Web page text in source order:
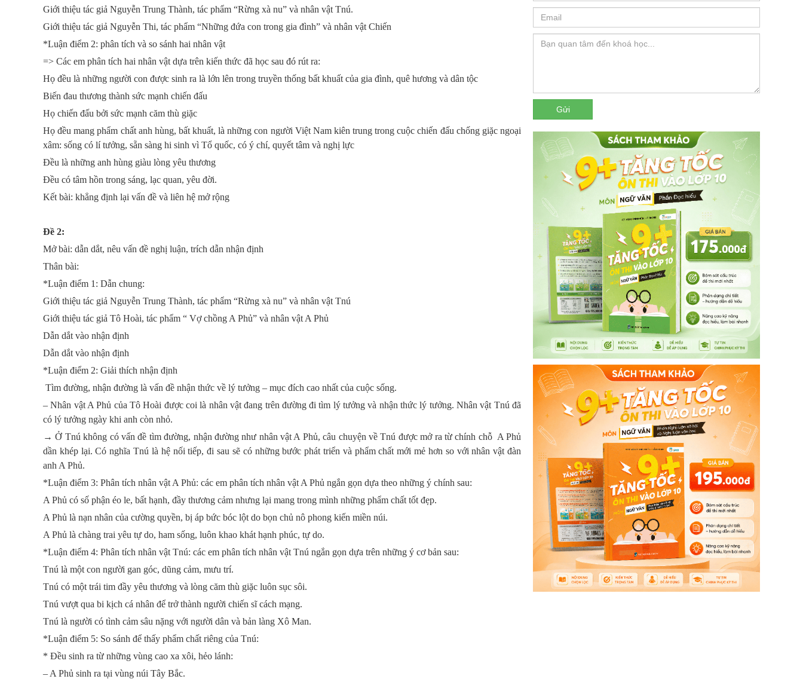
Giới thiệu tác giả Nguyễn Trung Thành, tác phẩm “Rừng xà nu” và nhân vật Tnú.
Giới thiệu tác giả Nguyễn Thi, tác phẩm “Những đứa con trong gia đình” và nhân vật Chiến
*Luận điểm 2: phân tích và so sánh hai nhân vật
=> Các em phân tích hai nhân vật dựa trên kiến thức đã học sau đó rút ra:
Họ đều là những người con được sinh ra là lớn lên trong truyền thống bất khuất của gia đình, quê hương và dân tộc
Biến đau thương thành sức mạnh chiến đấu
Họ chiến đấu bởi sức mạnh căm thù giặc
Họ đều mang phẩm chất anh hùng, bất khuất, là những con người Việt Nam kiên trung trong cuộc chiến đấu chống giặc ngoại
xâm: sống có lí tưởng, sẵn sàng hi sinh vì Tổ quốc, có ý chí, quyết tâm và nghị lực
Đều là những anh hùng giàu lòng yêu thương
Đều có tâm hồn trong sáng, lạc quan, yêu đời.
Kết bài: khẳng định lại vấn đề và liên hệ mở rộng
Đề 2:
Mở bài: dẫn dắt, nêu vấn đề nghị luận, trích dẫn nhận định
Thân bài:
*Luận điểm 1: Dẫn chung:
Giới thiệu tác giả Nguyễn Trung Thành, tác phẩm “Rừng xà nu” và nhân vật Tnú
Giới thiệu tác giả Tô Hoài, tác phẩm “ Vợ chồng A Phủ” và nhân vật A Phủ
Dẫn dắt vào nhận định
Dẫn dắt vào nhận định
*Luận điểm 2: Giải thích nhận định
Tìm đường, nhận đường là vấn đề nhận thức về lý tưởng – mục đích cao nhất của cuộc sống.
– Nhân vật A Phủ của Tô Hoài được coi là nhân vật đang trên đường đi tìm lý tưởng và nhận thức lý tưởng. Nhân vật Tnú đã
có lý tưởng ngày khi anh còn nhỏ.
→ Ở Tnú không có vấn đề tìm đường, nhận đường như nhân vật A Phủ, câu chuyện về Tnú được mở ra từ chính chỗ A Phủ
dần khép lại. Có nghĩa Tnú là hệ nối tiếp, đi sau sẽ có những bước phát triển và phẩm chất mới mẻ hơn so với nhân vật đàn
anh A Phủ.
*Luận điểm 3: Phân tích nhân vật A Phủ: các em phân tích nhân vật A Phủ ngắn gọn dựa theo những ý chính sau:
A Phủ có số phận éo le, bất hạnh, đầy thương cảm nhưng lại mang trong mình những phẩm chất tốt đẹp.
A Phủ là nạn nhân của cường quyền, bị áp bức bóc lột do bọn chủ nô phong kiến miền núi.
A Phủ là chàng trai yêu tự do, ham sống, luôn khao khát hạnh phúc, tự do.
*Luận điểm 4: Phân tích nhân vật Tnú: các em phân tích nhân vật Tnú ngắn gọn dựa trên những ý cơ bản sau:
Tnú là một con người gan góc, dũng cảm, mưu trí.
Tnú có một trái tim đầy yêu thương và lòng căm thù giặc luôn sục sôi.
Tnú vượt qua bi kịch cá nhân để trở thành người chiến sĩ cách mạng.
Tnú là người có tình cảm sâu nặng với người dân và bản làng Xô Man.
*Luận điểm 5: So sánh để thấy phẩm chất riêng của Tnú:
* Đều sinh ra từ những vùng cao xa xôi, hẻo lánh:
– A Phủ sinh ra tại vùng núi Tây Bắc.